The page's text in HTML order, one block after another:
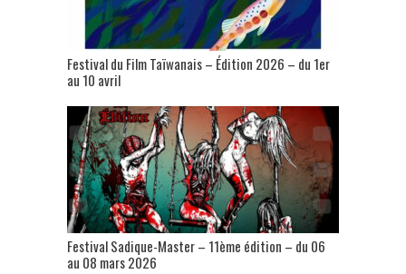
Festival du Film Taïwanais – Édition 2026 – du 1er
au 10 avril
Festival Sadique-Master – 11ème édition – du 06
au 08 mars 2026